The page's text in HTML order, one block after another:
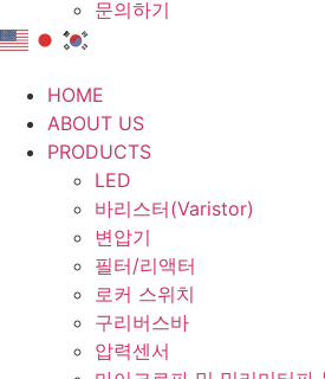
문의하기
HOME
ABOUT US
PRODUCTS
LED
바리스터(Varistor)
변압기
필터/리액터
로커 스위치
구리버스바
압력센서